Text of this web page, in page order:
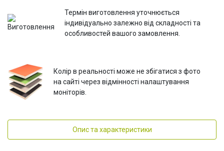
Термін виготовлення уточнюється
індивідуально залежно від складності та
особливостей вашого замовлення.
Колір в реальності може не збігатися з фото
на сайті через відмінності налаштування
моніторів.
Опис та характеристики